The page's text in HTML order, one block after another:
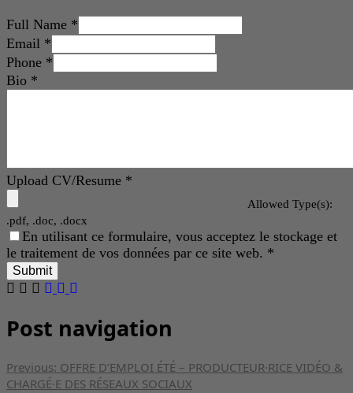
Full Name *
Email *
Phone *
Bio *
Upload CV/Resume *
Allowed Type(s):
.pdf, .doc, .docx
En utilisant ce formulaire, vous acceptez le stockage et
le traitement de vos données par ce site web. *
Post navigation
Previous: OFFRE D’EMPLOI ÉTÉ – PRODUCTEUR·RICE VIDÉO &
CHARGÉ·E DES RÉSEAUX SOCIAUX